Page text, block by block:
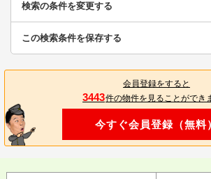
検索の条件を変更する
この検索条件を保存する
会員登録をすると
3443件の物件を見ることができ
今すぐ会員登録（無料